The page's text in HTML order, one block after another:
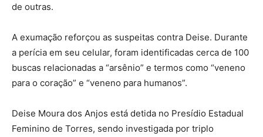
de outras.
A exumação reforçou as suspeitas contra Deise. Durante
a perícia em seu celular, foram identificadas cerca de 100
buscas relacionadas a “arsênio” e termos como “veneno
para o coração” e “veneno para humanos”.
Deise Moura dos Anjos está detida no Presídio Estadual
Feminino de Torres, sendo investigada por triplo